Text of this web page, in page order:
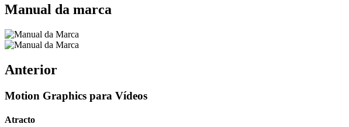
Manual da marca
Anterior
Motion Graphics para Vídeos
Atracto